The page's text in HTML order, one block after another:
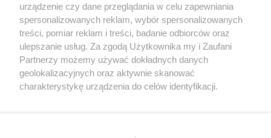
Redakcja Reklama Prywatność
Praca Łódź
the:protocol
urządzenie czy dane przeglądania w celu zapewniania
spersonalizowanych reklam, wybór spersonalizowanych
treści, pomiar reklam i treści, badanie odbiorców oraz
ulepszanie usług. Za zgodą Użytkownika my i Zaufani
Partnerzy możemy używać dokładnych danych
geolokalizacyjnych oraz aktywnie skanować
charakterystykę urządzenia do celów identyfikacji.